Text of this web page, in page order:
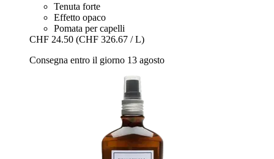
Tenuta forte
Effetto opaco
Pomata per capelli
CHF 24.50 (CHF 326.67 / L)
Consegna entro il giorno 13 agosto